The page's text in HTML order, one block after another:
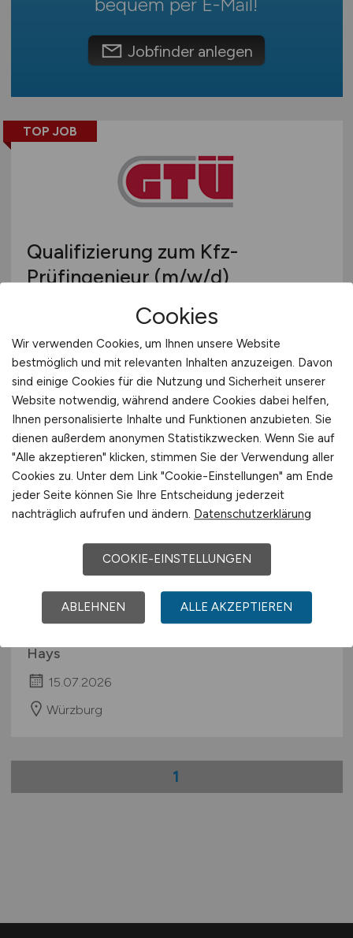
International
Jobfinder anlegen
TOP JOB
Qualifizierung zum Kfz-
Prüfingenieur(m/w/d)
Fahrzeugtechnik
GTÜ Gesellschaft für Technische
Überwachung mbH
vor 6 Tagen
Bundesweit
Trainee für Talent Academy
Program(m/w/d)
Hays
15.07.2026
Würzburg
1
Cookies
Wir verwenden Cookies, um Ihnen unsere Website
bestmöglich und mit relevanten Inhalten anzuzeigen. Davon
sind einige Cookies für die Nutzung und Sicherheit unserer
Website notwendig, während andere Cookies dabei helfen,
Ihnen personalisierte Inhalte und Funktionen anzubieten. Sie
dienen außerdem anonymen Statistikzwecken. Wenn Sie auf
"Alle akzeptieren" klicken, stimmen Sie der Verwendung aller
Cookies zu. Unter dem Link "Cookie-Einstellungen" am Ende
jeder Seite können Sie Ihre Entscheidung jederzeit
nachträglich aufrufen und ändern. Datenschutzerklärung
COOKIE-EINSTELLUNGEN
ABLEHNEN ALLE AKZEPTIEREN